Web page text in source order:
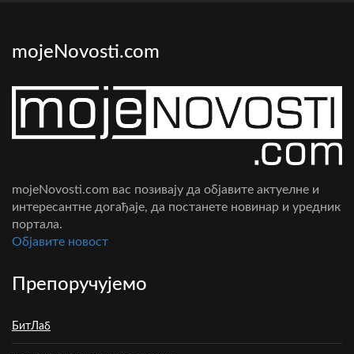
mojeNovosti.com
mojeNovosti.com вас позивају да објавите актуелне и
интересантне догађаје, да постанете новинар и уредник
портала.
Oбјавите новост
Препоручујемо
БитЛаб